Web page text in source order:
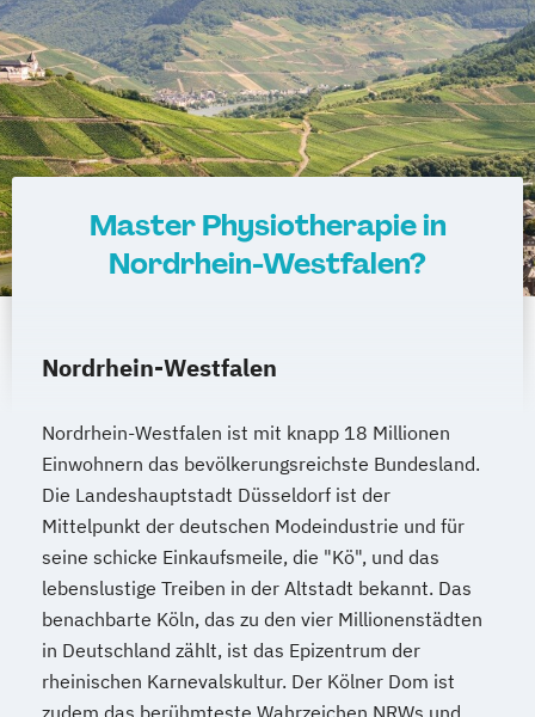
Master Physiotherapie in
Nordrhein-Westfalen?
Nordrhein-Westfalen
Nordrhein-Westfalen ist mit knapp 18 Millionen
Einwohnern das bevölkerungsreichste Bundesland.
Die Landeshauptstadt Düsseldorf ist der
Mittelpunkt der deutschen Modeindustrie und für
seine schicke Einkaufsmeile, die "Kö", und das
lebenslustige Treiben in der Altstadt bekannt. Das
benachbarte Köln, das zu den vier Millionenstädten
in Deutschland zählt, ist das Epizentrum der
rheinischen Karnevalskultur. Der Kölner Dom ist
zudem das berühmteste Wahrzeichen NRWs und